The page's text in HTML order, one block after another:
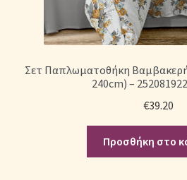
Σετ Παπλωματοθήκη
240cm) –
€39.20
Προσθήκη στο